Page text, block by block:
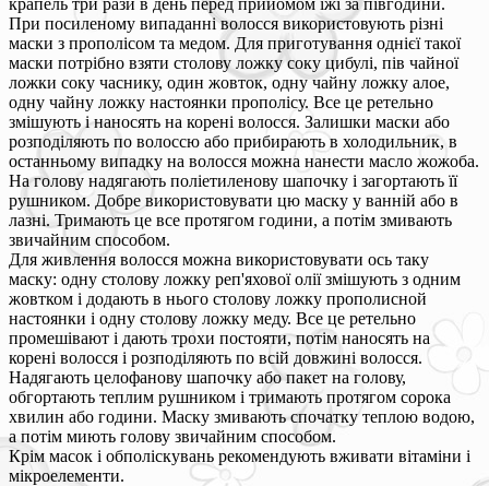
При посиленому випаданні волосся використовують різні
маски з прополісом та медом. Для приготування однієї такої
маски потрібно взяти столову ложку соку цибулі, пів чайної
ложки соку часнику, один жовток, одну чайну ложку алое,
одну чайну ложку настоянки прополісу. Все це ретельно
змішують і наносять на корені волосся. Залишки маски або
розподіляють по волоссю або прибирають в холодильник, в
останньому випадку на волосся можна нанести масло жожоба.
На голову надягають поліетиленову шапочку і загортають її
рушником. Добре використовувати цю маску у ванній або в
лазні. Тримають це все протягом години, а потім змивають
звичайним способом.
Для живлення волосся можна використовувати ось таку
маску: одну столову ложку реп'яхової олії змішують з одним
жовтком і додають в нього столову ложку прополисной
настоянки і одну столову ложку меду. Все це ретельно
промешівают і дають трохи постояти, потім наносять на
корені волосся і розподіляють по всій довжині волосся.
Надягають целофанову шапочку або пакет на голову,
обгортають теплим рушником і тримають протягом сорока
хвилин або години. Маску змивають спочатку теплою водою,
а потім миють голову звичайним способом.
Крім масок і обполіскувань рекомендують вживати вітаміни і
мікроелементи.